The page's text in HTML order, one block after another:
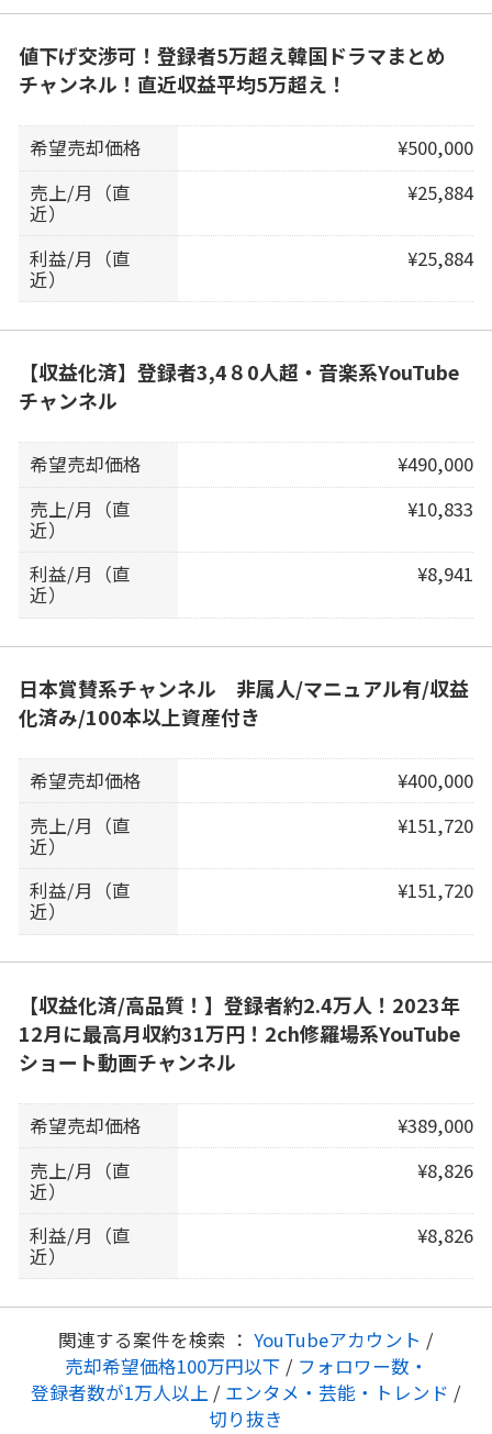
値下げ交渉可！登録者5万超え韓国ドラマまとめ
チャンネル！直近収益平均5万超え！
希望売却価格
¥500,000
売上/月（直
近）
¥25,884
利益/月（直
近）
¥25,884
【収益化済】登録者3,4８0人超・音楽系YouTube
チャンネル
希望売却価格
¥490,000
売上/月（直
近）
¥10,833
利益/月（直
近）
¥8,941
日本賞賛系チャンネル 非属人/マニュアル有/収益
化済み/100本以上資産付き
希望売却価格
¥400,000
売上/月（直
近）
¥151,720
利益/月（直
近）
¥151,720
【収益化済/高品質！】登録者約2.4万人！2023年
12月に最高月収約31万円！2ch修羅場系YouTube
ショート動画チャンネル
希望売却価格
¥389,000
売上/月（直
近）
¥8,826
利益/月（直
近）
¥8,826
関連する案件を検索 ： YouTubeアカウント /
売却希望価格100万円以下 / フォロワー数・
登録者数が1万人以上 / エンタメ・芸能・トレンド /
切り抜き